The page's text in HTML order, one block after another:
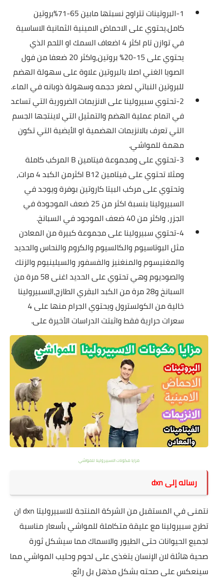
1-البروتينات تتراوح نسبتها مابين 65-71%بروتين
كامل.يحتوي على الاحماض الامينية الثمانية الاساسية
في توازن تام اكثر 4 اضعاف السمك او اللحم الذي
يحتوي على 15-20% بروتين،واكثر 20 ضعفا من فول
الصويا الغني اصلا بالبروتين علاوة على سهولة الهضم
للبروتين النباتي لصغر حجمه وسهولة ذوبانه في الماء.
2-تحتوي سبيرولينا على الانزيمات الضرورية التي تساعد
في اتمام عملية الهضم والتمثيل التي لاينتجها الجسم
التي تعرف بالانزيمات الهضمية او الأيضية التي تكون
مهمة للمواشي.
3-تحتوي على ومجموعة فيتامين B المركب كاملة
ومثلا تحتوي على فيتامين B12 اكثرمن الكبد 4 مرات،
وتحتوي على مركب البيتا كاروتين بوفرة ويوجد في
السبيرولينا بنسبة اكثر من 25 ضعف الموجودة في
الجزر، واكثر من 40 ضعف الموجود في السبانخ.
4-تحتوي سبيرولينا على مجموعة كبيرة من المعادن
مثل البوتاسيوم والكالسيوم والكروم والنحاس والحديد
والمغنيسوم والمنغنيز والفسفور والسيلينيوم والزنك
والصوديوم وهي تحتوي على الحديد اغنى 58 مرة من
السبانخ و28 مرة من الكبد البقري الطازج،الاسبيرولينا
خالية من الكولسترول ويحتوي الجرام منها على 4
سعرات حرارية فقط واثبتت الدراسات الأخيرة على.
مزايا مكونات الاسبيرولينا للمواشي
رساله إلى dxn
نتمنى في المستقبل من الشركة المنتجة للاسبيروليتا dxn ان
تطرح سبيرولينا مع عليقة متكاملة للمواشي بأسعار مناسبة
لجميع الحيوانات حتى الطيور والاسماكمما سيشكل ثورة
صحية هائلة لان الإنسان يتغذى على لحوم وحليب المواشي مما
سينعكس على صحته بشكل مذهل بل رائع.